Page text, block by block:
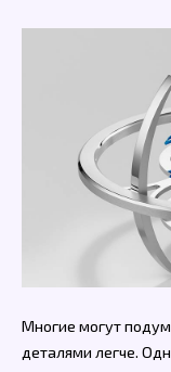
Многие могут
деталями легче.